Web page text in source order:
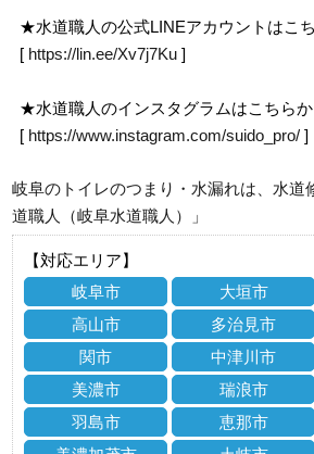
★水道職人の公式LINEアカウントはこ
[ https://lin.ee/Xv7j7Ku ]
★水道職人のインスタグラムはこちらか
[ https://www.instagram.com/suido_pro/ ]
岐阜のトイレのつまり・水漏れは、水道
道職人（岐阜水道職人）」
【対応エリア】
岐阜市
大垣市
高山市
多治見市
関市
中津川市
美濃市
瑞浪市
羽島市
恵那市